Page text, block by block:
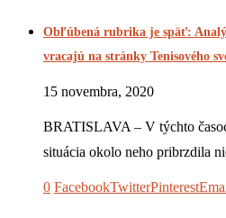
Obľúbená rubrika je späť:
vracajú na stránky Tenisového
15 novembra, 2020
BRATISLAVA – V týchto
situácia okolo neho pribrzdila
0 FacebookTwitterPinterest